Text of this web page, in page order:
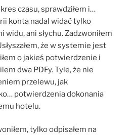
czasu, sprawdziłem i…
konta nadal widać tylko
widu, ani słychu. Zadzwoniłem
że w systemie jest
o jakieś potwierdzenie i
dwa PDFy. Tyle, że nie
przelewu, jak
potwierdzenia dokonania
hotelu.
tylko odpisałem na